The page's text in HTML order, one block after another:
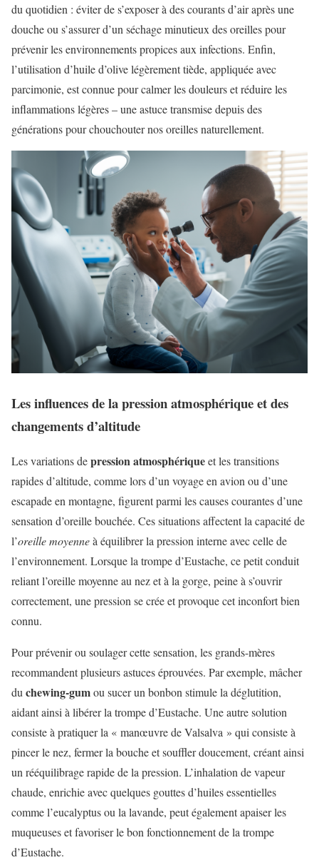
du quotidien : éviter de s’exposer à des courants d’air après une
douche ou s’assurer d’un séchage minutieux des oreilles pour
prévenir les environnements propices aux infections. Enfin,
l’utilisation d’huile d’olive légèrement tiède, appliquée avec
parcimonie, est connue pour calmer les douleurs et réduire les
inflammations légères – une astuce transmise depuis des
générations pour chouchouter nos oreilles naturellement.
Les influences de la pression atmosphérique et des
changements d’altitude
Les variations depression atmosphériqueet les transitions
rapides d’altitude, comme lors d’un voyage en avion ou d’une
escapade en montagne, figurent parmi les causes courantes d’une
sensation d’oreille bouchée. Ces situations affectent la capacité de
l’oreille moyenneà équilibrer la pression interne avec celle de
l’environnement. Lorsque la trompe d’Eustache, ce petit conduit
reliant l’oreille moyenne au nez et à la gorge, peine à s’ouvrir
correctement, une pression se crée et provoque cet inconfort bien
connu.
Pour prévenir ou soulager cette sensation, les grands-mères
recommandent plusieurs astuces éprouvées. Par exemple, mâcher
du chewing-gumou sucer un bonbon stimule la déglutition,
aidant ainsi à libérer la trompe d’Eustache. Une autre solution
consiste à pratiquer la « manœuvre de Valsalva » qui consiste à
pincer le nez, fermer la bouche et souffler doucement, créant ainsi
un rééquilibrage rapide de la pression. L’inhalation de vapeur
chaude, enrichie avec quelques gouttes d’huiles essentielles
comme l’eucalyptus ou la lavande, peut également apaiser les
muqueuses et favoriser le bon fonctionnement de la trompe
d’Eustache.